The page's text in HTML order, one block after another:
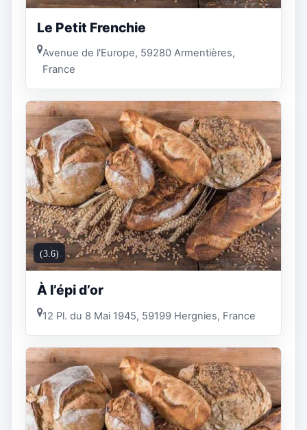
Le Petit Frenchie
Avenue de l'Europe, 59280 Armentières,
France
(3.6)
À l’épi d’or
12 Pl. du 8 Mai 1945, 59199 Hergnies, France